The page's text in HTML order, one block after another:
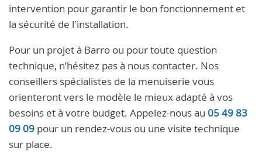
intervention pour garantir le bon fonctionnement et
la sécurité de l'installation.
Pour un projet à Barro ou pour toute question
technique, n’hésitez pas à nous contacter. Nos
conseillers spécialistes de la menuiserie vous
orienteront vers le modèle le mieux adapté à vos
besoins et à votre budget. Appelez-nous au 05 49 83
09 09 pour un rendez‑vous ou une visite technique
sur place.